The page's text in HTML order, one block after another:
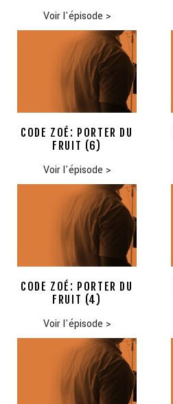
Voir l'épisode >
CODE ZOÉ: PORTER DU
FRUIT (6)
Voir l'épisode >
CODE ZOÉ: PORTER DU
FRUIT (4)
Voir l'épisode >